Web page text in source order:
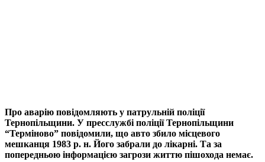
Про аварію повідомляють у патрульній поліції
Тернопільщини. У пресслужбі поліції Тернопільщини
“Терміново” повідомили, що авто збило місцевого
мешканця 1983 р. н. Його забрали до лікарні. Та за
попередньою інформацією загрози життю пішохода немає.